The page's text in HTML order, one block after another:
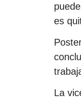
es
La